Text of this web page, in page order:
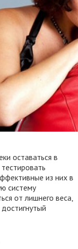
оставаться в
из них в
систему
от лишнего веса,